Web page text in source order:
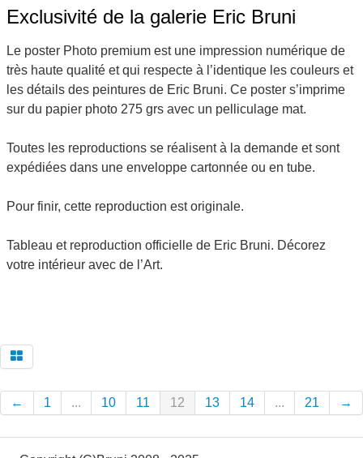
Exclusivité de la galerie Eric Bruni
Le poster Photo premium est une impression numérique de
très haute qualité et qui respecte à l’identique les couleurs et
les détails des peintures de Eric Bruni. Ce poster s’imprime
sur du papier photo 275 grs avec un pelliculage mat.
Toutes les reproductions se réalisent à la demande et sont
expédiées dans une enveloppe cartonnée ou en tube.
Pour finir, cette reproduction est originale.
Tableau et reproduction officielle de Eric Bruni. Décorez
votre intérieur avec de l’Art.
← 1 ... 10 11 12 13 14 ... 21 →